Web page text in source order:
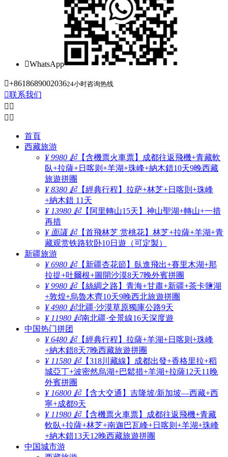
WhatsApp
+861868900203624小时咨询热线
联系我们
 
 
首頁
西藏旅游
¥ 9980 起【含機票火車票】成都往返飛機+青藏軟
臥+拉薩+日喀则+羊湖+珠峰+納木錯10天9晚西藏
旅遊拼團
¥ 8380 起【經典行程】拉萨+林芝+日喀則+珠峰
+納木錯 11天
¥ 13980 起【阿里轉山15天】神山聖湖+轉山+一措
再措
¥ 面議 起【首飛林芝 赏桃花】林芝+拉薩+羊湖+青
藏观赏铁路软卧10日遊（可定製）
新疆旅游
¥ 6980 起【新疆杏花節】臥進飛出+賽里木湖+那
拉提+吐爾根+圖開沙漠8天7晚外賓拼團
¥ 9980 起【絲綢之路】青海+甘肅+新疆+茶卡鹽湖
+敦煌+烏魯木齊10天9晚西北旅遊拼團
¥ 4980 起北疆·沙漠草原獨庫公路9天
¥ 11980 起南北疆·全景線16天深度遊
中国热门拼团
¥ 6480 起【經典行程】拉薩+羊湖+日喀则+珠峰
+納木錯8天7晚西藏旅遊拼團
¥ 11580 起【318川藏線】成都出發+香格里拉+稻
城亞丁+波密然烏湖+巴鬆措+羊湖+拉薩12天11晚
外賓拼團
¥ 16800 起【含大交通】吉隆坡/新加坡—西藏+西
寧+成都9天
¥ 11980 起【含機票火車票】成都往返飛機+青藏
軟臥+拉薩+林芝+南迦巴瓦峰+日喀则+羊湖+珠峰
+納木錯13天12晚西藏旅遊拼團
中国城市游